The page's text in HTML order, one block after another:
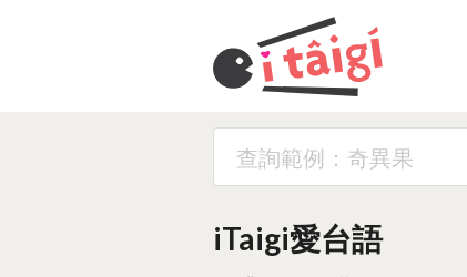
iTaigi愛台語